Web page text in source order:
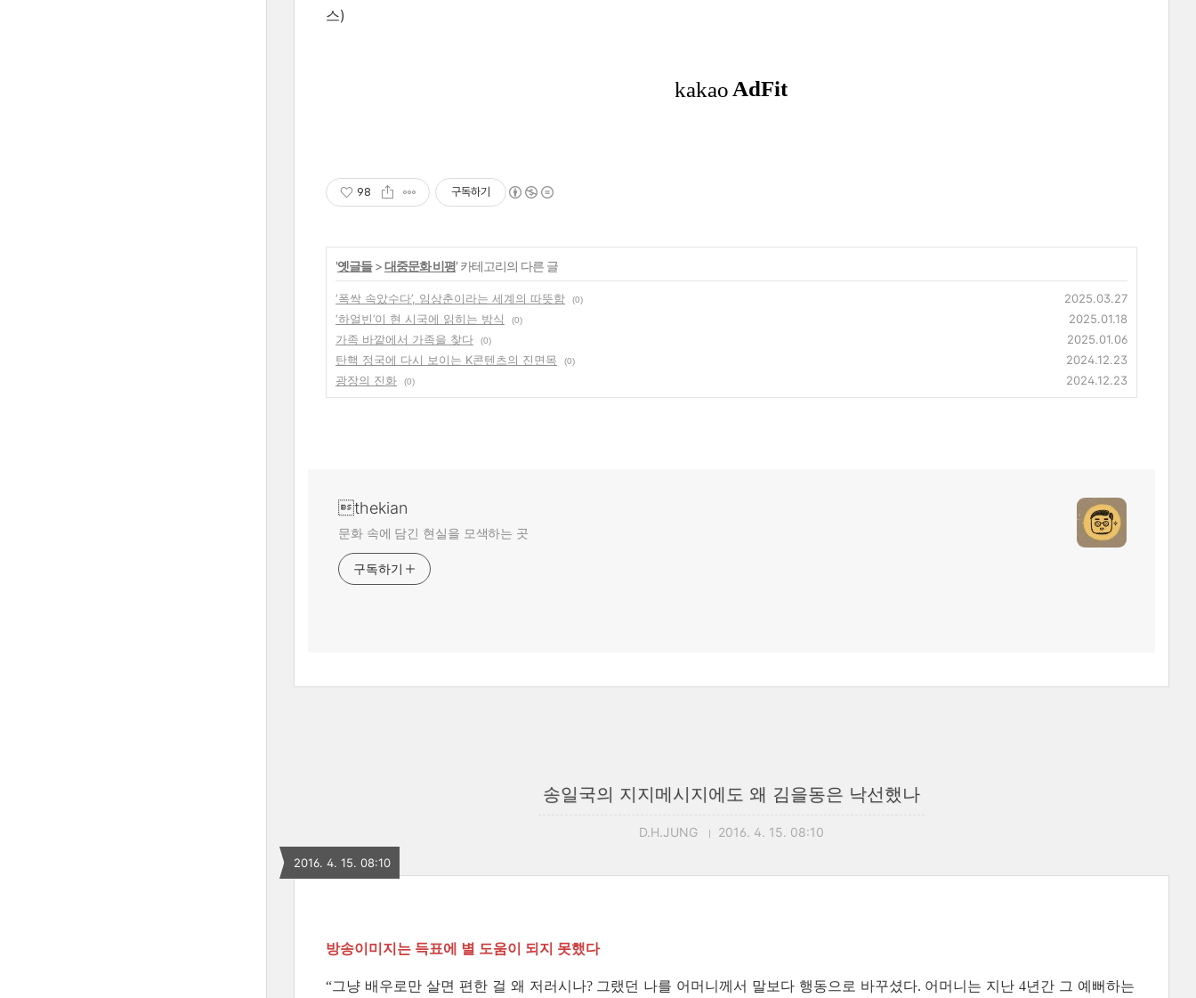
스)
98 구독하기
'옛글들>대중문화 비평' 카테고리의 다른 글
‘폭싹 속았수다’, 임상춘이라는 세계의 따뜻함 (0)
2025.03.27
‘하얼빈’이 현 시국에 읽히는 방식
(0)
2025.01.18
가족 바깥에서 가족을 찾다
(0)
2025.01.06
탄핵 정국에 다시 보이는 K콘텐츠의 진면목
(0)
2024.12.23
광장의 진화
(0) 2024.12.23
thekian
문화 속에 담긴 현실을 모색하는 곳
구독하기
송일국의 지지메시지에도 왜 김을동은 낙선했나
D.H.JUNG 2016. 4. 15. 08:10
2016. 4. 15. 08:10
방송이미지는 득표에 별 도움이 되지 못했다
“그냥 배우로만 살면 편한 걸 왜 저러시나? 그랬던 나를 어머니께서 말보다 행동으로 바꾸셨다. 어머니는 지난 4년간 그 예뻐하는